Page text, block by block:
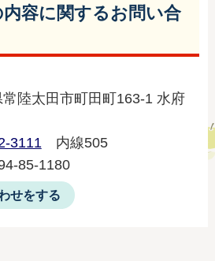
容に関するお問い合
陸太田市町田町163-1 水府
3111内線505
85-1180
せをする